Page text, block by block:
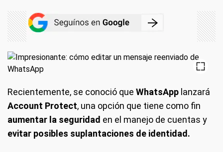
Recientemente, se conoció que WhatsApp lanzará
Account Protect, una opción que tiene como fin
aumentar la seguridad en el manejo de cuentas y
evitar posibles suplantaciones de identidad.